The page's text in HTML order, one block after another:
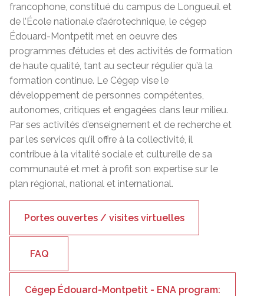
francophone, constitué du campus de Longueuil et
de l’École nationale d’aérotechnique, le cégep
Édouard-Montpetit met en oeuvre des
programmes d’études et des activités de formation
de haute qualité, tant au secteur régulier qu’à la
formation continue. Le Cégep vise le
développement de personnes compétentes,
autonomes, critiques et engagées dans leur milieu.
Par ses activités d’enseignement et de recherche et
par les services qu’il offre à la collectivité, il
contribue à la vitalité sociale et culturelle de sa
communauté et met à profit son expertise sur le
plan régional, national et international.
Portes ouvertes / visites virtuelles
FAQ
Cégep Édouard-Montpetit - ENA program: